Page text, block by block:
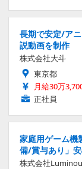
長期で安定/ア
説動画を制作
株式会社大斗
東京都
月給30万
正社員
家庭用ゲーム
備/賞与あり」
株式会社